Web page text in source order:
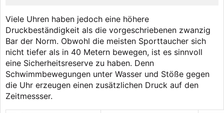
Viele Uhren haben jedoch eine höhere
Druckbeständigkeit als die vorgeschriebenen zwanzig
Bar der Norm. Obwohl die meisten Sporttaucher sich
nicht tiefer als in 40 Metern bewegen, ist es sinnvoll
eine Sicherheitsreserve zu haben. Denn
Schwimmbewegungen unter Wasser und Stöße gegen
die Uhr erzeugen einen zusätzlichen Druck auf den
Zeitmessser.